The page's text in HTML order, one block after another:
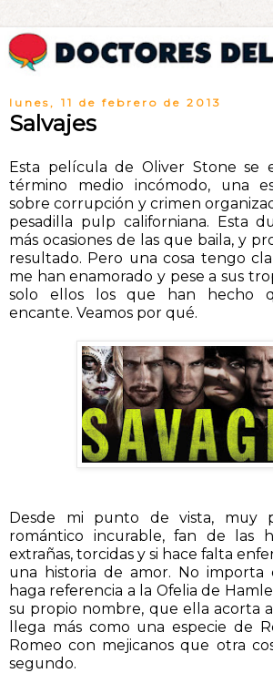
lunes, 11 de febrero de 2013
Salvajes
Esta película de Oliver Stone se
término medio incómodo, una
sobre corrupción y crimen
pesadilla pulp californiana. Esta
más ocasiones de las que baila, y
resultado. Pero una cosa tengo
me han enamorado y pese a sus
solo ellos los que han hecho
encante. Veamos por qué.
Desde mi punto de vista, muy
romántico incurable, fan de las
extrañas, torcidas y si hace falta
una historia de amor. No importa
haga referencia a la Ofelia de
su propio nombre, que ella acorta
llega más como una especie de
Romeo con mejicanos que otra
segundo.